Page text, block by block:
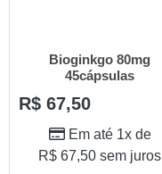
Bioginkgo 80mg
45cápsulas
R$ 67,50
Em até 1x de
R$ 67,50 sem juros